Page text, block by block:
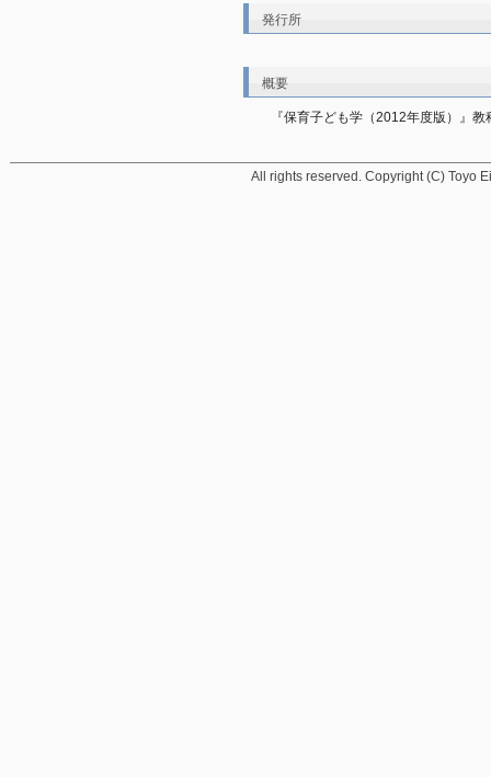
発行所
概要
『保育子ども学（2012年度版）』